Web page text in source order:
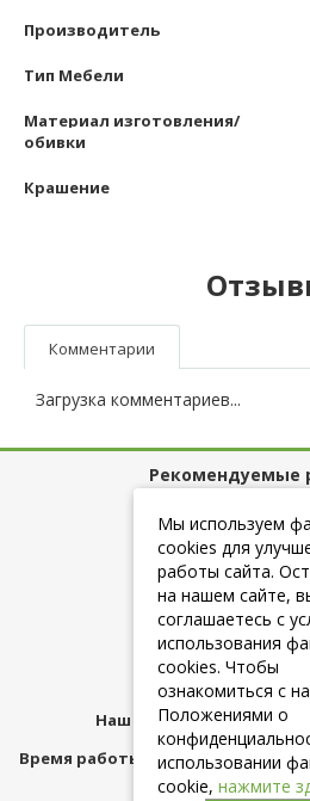
Производитель
Тип Мебели
Материал изготовления/
обивки
Крашение
Комментарии
Загрузка комментариев...
Рекомендуемые
Полезные
+7 (925) 084-10-
Наш адрес:Москва,
Время работы магазина:с 10:00 до
Мы используем
cookies для
работы сайта.
на нашем сайте,
соглашаетесь с
использования
cookies. Чтобы
ознакомиться с
Положениями о
использовании
cookie, нажмите